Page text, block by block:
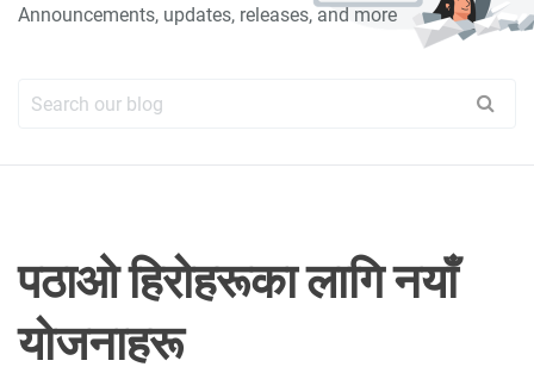
Announcements, updates, releases, and more
पठाओ हिरोहरूका लागि नयाँ
योजनाहरू